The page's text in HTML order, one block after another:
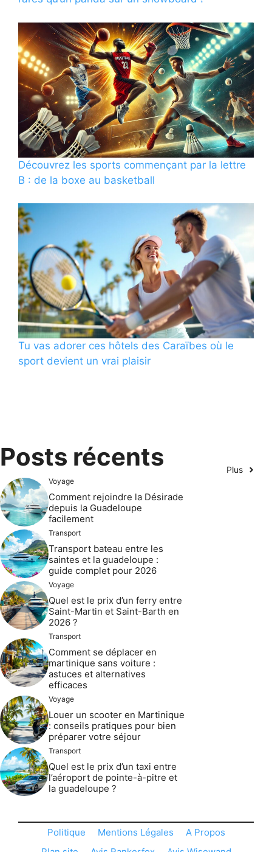
Découvrez les sports commençant par la lettre
B : de la boxe au basketball
Tu vas adorer ces hôtels des Caraïbes où le
sport devient un vrai plaisir
Posts récents Plus
Voyage
Comment rejoindre la Désirade
depuis la Guadeloupe
facilement
Transport
Transport bateau entre les
saintes et la guadeloupe :
guide complet pour 2026
Voyage
Quel est le prix d’un ferry entre
Saint-Martin et Saint-Barth en
2026 ?
Transport
Comment se déplacer en
martinique sans voiture :
astuces et alternatives
efficaces
Voyage
Louer un scooter en Martinique
: conseils pratiques pour bien
préparer votre séjour
Transport
Quel est le prix d’un taxi entre
l’aéroport de pointe-à-pitre et
la guadeloupe ?
Politique Mentions Légales
A Propos